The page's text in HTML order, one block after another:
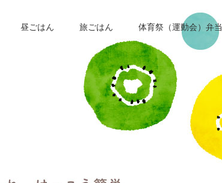
昼ごはん 旅ごはん 体育祭（運動会）弁当